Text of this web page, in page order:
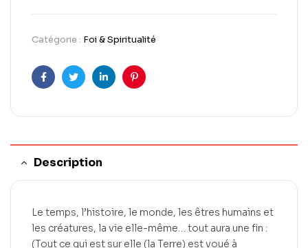
Catégorie : Foi & Spiritualité
FacebookTwitterLinkedInPinterest
Description
Le temps, l’histoire, le monde, les êtres humains et
les créatures, la vie elle-même… tout aura une fin :
(Tout ce qui est sur elle (la Terre) est voué à